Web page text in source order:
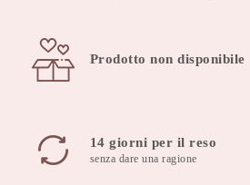
Prodotto non disponibile
14 giorni per il reso
senza dare una ragione